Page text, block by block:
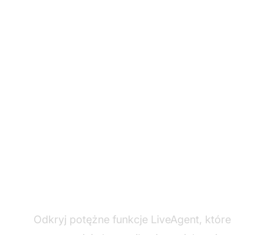
Odkryj potężne funkcje LiveAgent, które